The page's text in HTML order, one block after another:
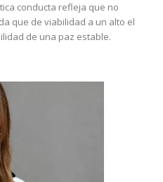
conducta refleja que no
que de viabilidad a un alto el
de una paz estable.